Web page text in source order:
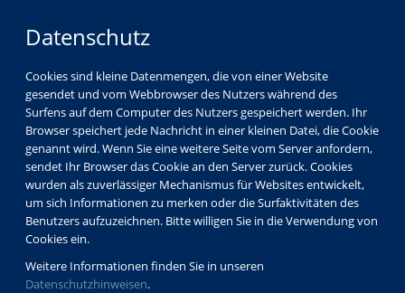
Datenschutz
Cookies sind kleine Datenmengen, die von einer Website
gesendet und vom Webbrowser des Nutzers während des
Surfens auf dem Computer des Nutzers gespeichert werden. Ihr
Browser speichert jede Nachricht in einer kleinen Datei, die Cookie
genannt wird. Wenn Sie eine weitere Seite vom Server anfordern,
sendet Ihr Browser das Cookie an den Server zurück. Cookies
wurden als zuverlässiger Mechanismus für Websites entwickelt,
um sich Informationen zu merken oder die Surfaktivitäten des
Benutzers aufzuzeichnen. Bitte willigen Sie in die Verwendung von
Cookies ein.
Weitere Informationen finden Sie in unseren
Datenschutzhinweisen.